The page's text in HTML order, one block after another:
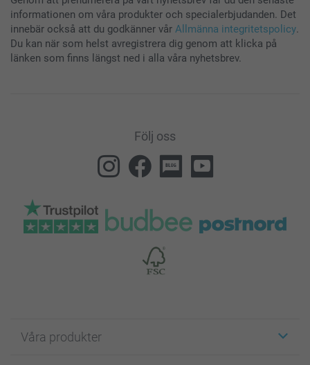
informationen om våra produkter och specialerbjudanden. Det
innebär också att du godkänner vår Allmänna integritetspolicy.
Du kan när som helst avregistrera dig genom att klicka på
länken som finns längst ned i alla våra nyhetsbrev.
Följ oss
Våra produkter